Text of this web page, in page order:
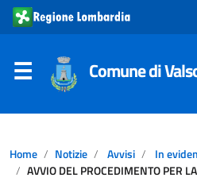
Comune di
Home Notizie Avvisi
In
AVVIO DEL PROCEDIMENTO PER LA REDAZIONE DEL NUOVO PIANO DEL GOVERNO DEL TERRITORIO (P.G.T.) AI SENSI DELL’ART.13 DELLA